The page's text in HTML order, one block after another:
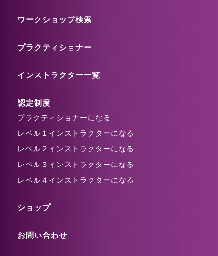
ワークショップ検索
プラクティショナー
インストラクター一覧
認定制度
プラクティショナーになる
レベル１インストラクターになる
レベル２インストラクターになる
レベル３インストラクターになる
レベル４インストラクターになる
ショップ
お問い合わせ